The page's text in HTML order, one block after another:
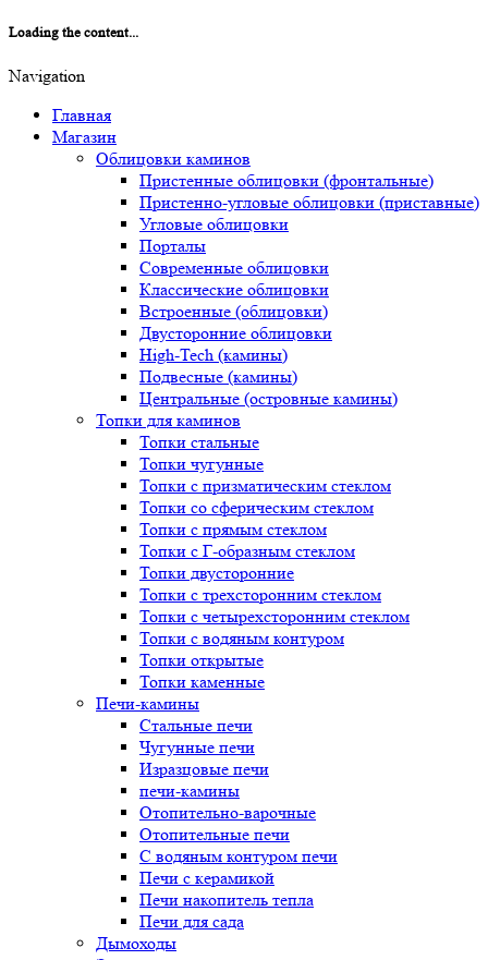
Loading the content...
Navigation
Главная
Магазин
Облицовки каминов
Пристенные облицовки (фронтальные)
Пристенно-угловые облицовки (приставные)
Угловые облицовки
Порталы
Современные облицовки
Классические облицовки
Встроенные (облицовки)
Двусторонние облицовки
High-Tech (камины)
Подвесные (камины)
Центральные (островные камины)
Топки для каминов
Топки стальные
Топки чугунные
Топки с призматическим стеклом
Топки со сферическим стеклом
Топки с прямым стеклом
Топки с Г-образным стеклом
Топки двусторонние
Топки с трехсторонним стеклом
Топки с четырехсторонним стеклом
Топки с водяным контуром
Топки открытые
Топки каменные
Печи-камины
Стальные печи
Чугунные печи
Изразцовые печи
печи-камины
Отопительно-варочные
Отопительные печи
С водяным контуром печи
Печи с керамикой
Печи накопитель тепла
Печи для сада
Дымоходы